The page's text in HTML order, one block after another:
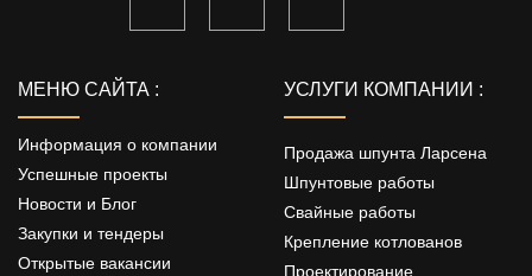
МЕНЮ САЙТА :
Информация о компании
Успешные проекты
Новости и Блог
Закупки и тендеры
Открытые вакансии
УСЛУГИ КОМПАНИИ :
Продажа шпунта Ларсена
Шпунтовые работы
Свайные работы
Крепление котлованов
Проектирование